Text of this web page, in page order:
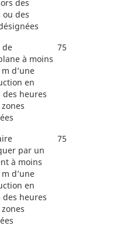
des
ou des
de
à moins
d’une
en
des heures
75
par un
à moins
d’une
en
des heures
75